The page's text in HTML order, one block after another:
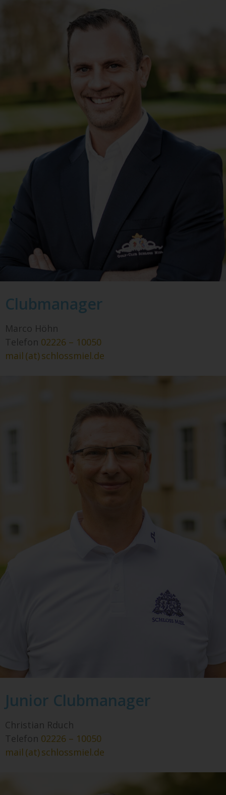
Clubmanager
Marco Höhn
Telefon 02226 – 10050
mail (at) schlossmiel.de
Junior Clubmanager
Christian Rduch
Telefon 02226 – 10050
mail (at) schlossmiel.de